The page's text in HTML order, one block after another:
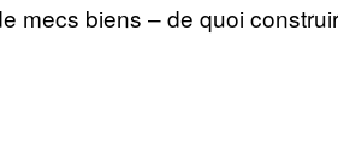
mecs biens – de quoi